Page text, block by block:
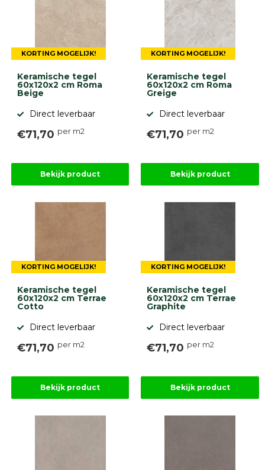
KORTING MOGELIJK!
Keramische tegel
60x120x2 cm Roma
Beige
Direct leverbaar
€71,70 per m2
Bekijk product
KORTING MOGELIJK!
Keramische tegel
60x120x2 cm Roma
Greige
Direct leverbaar
€71,70 per m2
Bekijk product
KORTING MOGELIJK!
Keramische tegel
60x120x2 cm Terrae
Cotto
Direct leverbaar
€71,70 per m2
Bekijk product
KORTING MOGELIJK!
Keramische tegel
60x120x2 cm Terrae
Graphite
Direct leverbaar
€71,70 per m2
Bekijk product